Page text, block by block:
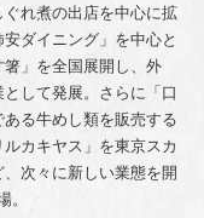
れ煮の出店を中心に拡
ダイニング」を中心と
」を全国展開し、外
して発展。さらに「口
る牛めし類を販売する
カキヤス」を東京スカ
次々に新しい業態を開
。